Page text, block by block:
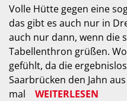
Volle Hütte gegen eine
das gibt es auch nur in
auch nur dann, wenn die
Tabellenthron grüßen.
gefühlt, da die
Saarbrücken den Jahn
mal
WEITERLESEN